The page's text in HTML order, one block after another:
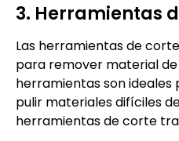
3. Herramientas
Las herramientas de
para remover material de
herramientas son
pulir materiales difíciles
herramientas de corte